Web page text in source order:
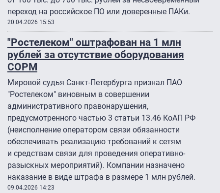
переход на российское ПО или доверенные ПАКи.
20.04.2026 15:53
"Ростелеком" оштрафован на 1 млн
рублей за отсутствие оборудования
СОРМ
Мировой судья Санкт-Петербурга признал ПАО
"Ростелеком" виновным в совершении
административного правонарушения,
предусмотренного частью 3 статьи 13.46 КоАП РФ
(неисполнение оператором связи обязанности
обеспечивать реализацию требований к сетям
и средствам связи для проведения оперативно-
разыскных мероприятий). Компании назначено
наказание в виде штрафа в размере 1 млн рублей.
09.04.2026 14:23